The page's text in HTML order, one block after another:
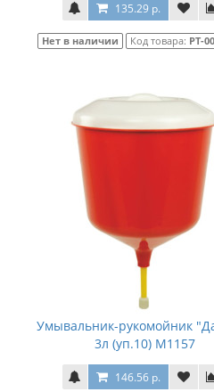
135.29 р.
Нет в наличии Код товара: РТ-
Умывальник-рукомойник
3л (уп.10) М1157
146.56 р.